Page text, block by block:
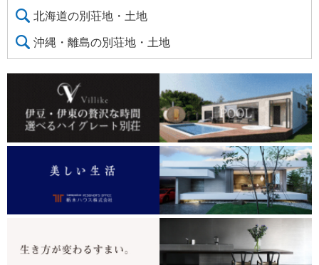
北海道の別荘地・土地
沖縄・離島の別荘地・土地